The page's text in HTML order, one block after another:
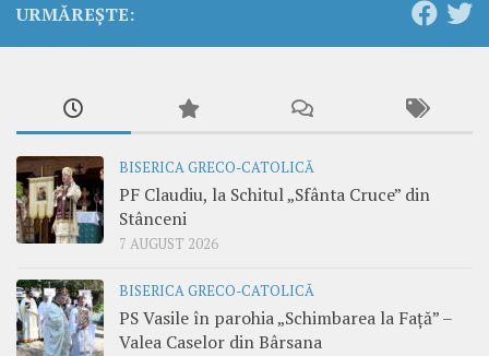
URMĂREȘTE:
BISERICA GRECO-CATOLICĂ
PF Claudiu, la Schitul „Sfânta Cruce” din
Stânceni
7 AUGUST 2026
BISERICA GRECO-CATOLICĂ
PS Vasile în parohia „Schimbarea la Față” –
Valea Caselor din Bârsana